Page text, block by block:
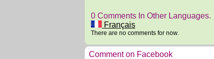
0 Comments In Other Languages.
Français
There are no comments for now.
Comment on Facebook